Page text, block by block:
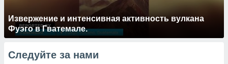
Извержение и интенсивная активность вулкана
Фуэго в Гватемале.
Следуйте за нами